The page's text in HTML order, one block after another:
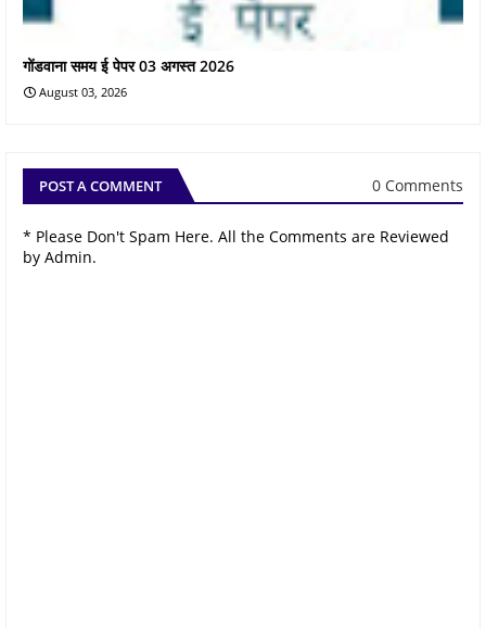
गोंडवाना समय ई पेपर 03 अगस्त 2026
August 03, 2026
POST A COMMENT 0 Comments
* Please Don't Spam Here. All the Comments are Reviewed
by Admin.